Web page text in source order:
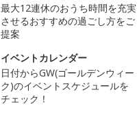
最大12連休のおうち時間を充実
させるおすすめの過ごし方をご
提案
イベントカレンダー
日付からGW(ゴールデンウィー
ク)のイベントスケジュールを
チェック！